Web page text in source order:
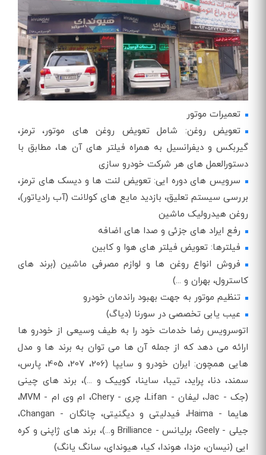
تعمیرات موتور
تعویض روغن: شامل تعویض روغن های موتور، ترمز،
گیربکس و دیفرانسیل به همراه فیلتر های آن ها، مطابق با
دستورالعمل های هر شرکت خودرو سازی
سرویس های دوره ایی: تعویض لنت ها و دیسک های ترمز،
بررسی سیستم تعلیق، بازدید مایع های کولانت (آب رادیاتور)،
روغن هیدرولیک ماشین
رفع ایراد های جزئی و صدا های اضافه
فیلترها: تعویض فیلتر های هوا و کابین
فروش انواع روغن ها و لوازم مصرفی ماشین (برند های
کاسترول، بهران و ...)
تنظیم موتور به جهت بهبود راندمان خودرو
عیب یابی تخصصی در سورنا (دیاگ)
اتوسرویس رضا خدمات خود را به طیف وسیعی از خودرو ها
ارائه می‌ دهد که از جمله آن ها می توان به برند ها و مدل
هایی همچون: ایران خودرو و سایپا (206، 207، 405، پارس،
سمند، دنا، پراید، تیبا، ساینا، کوییک و ...)، برند های چینی
(جک - Jac، لیفان - Lifan، چری - Chery، ام وی ام - MVM،
هایما - Haima، فیدلیتی و دیگنیتی، چانگان - Changan،
جیلی - Geely، برلیانس - Brilliance و...)، برند های ژاپنی و کره
ایی (نیسان، مزدا، هوندا، کیا، هیوندای، سانگ یانگ)